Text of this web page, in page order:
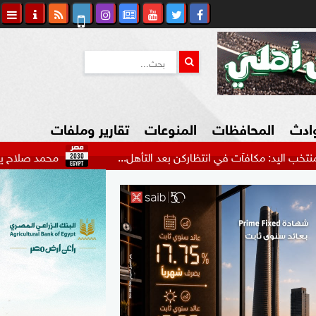
شكاوي المواطن
المحافظات المنوعات
السياحة في مصر
التكنولوجيا
المرأة والأسرة
السيارات
تقارير وملفات
محمد صلاح يحظى في انتظاركن بعد التأهل...